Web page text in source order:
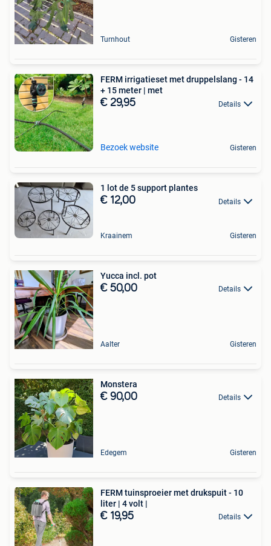
Turnhout Gisteren
FERM irrigatieset met druppelslang - 14
+ 15 meter | met
€ 29,95 Details
Bezoek website Gisteren
1 lot de 5 support plantes
€ 12,00 Details
Kraainem Gisteren
Yucca incl. pot
€ 50,00 Details
Aalter Gisteren
Monstera
€ 90,00 Details
Edegem Gisteren
FERM tuinsproeier met drukspuit - 10
liter | 4 volt |
€ 19,95 Details